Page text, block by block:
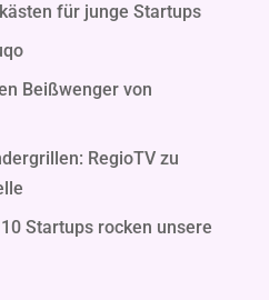
für junge Startups
Beißwenger von
RegioTV zu
Startups rocken unsere